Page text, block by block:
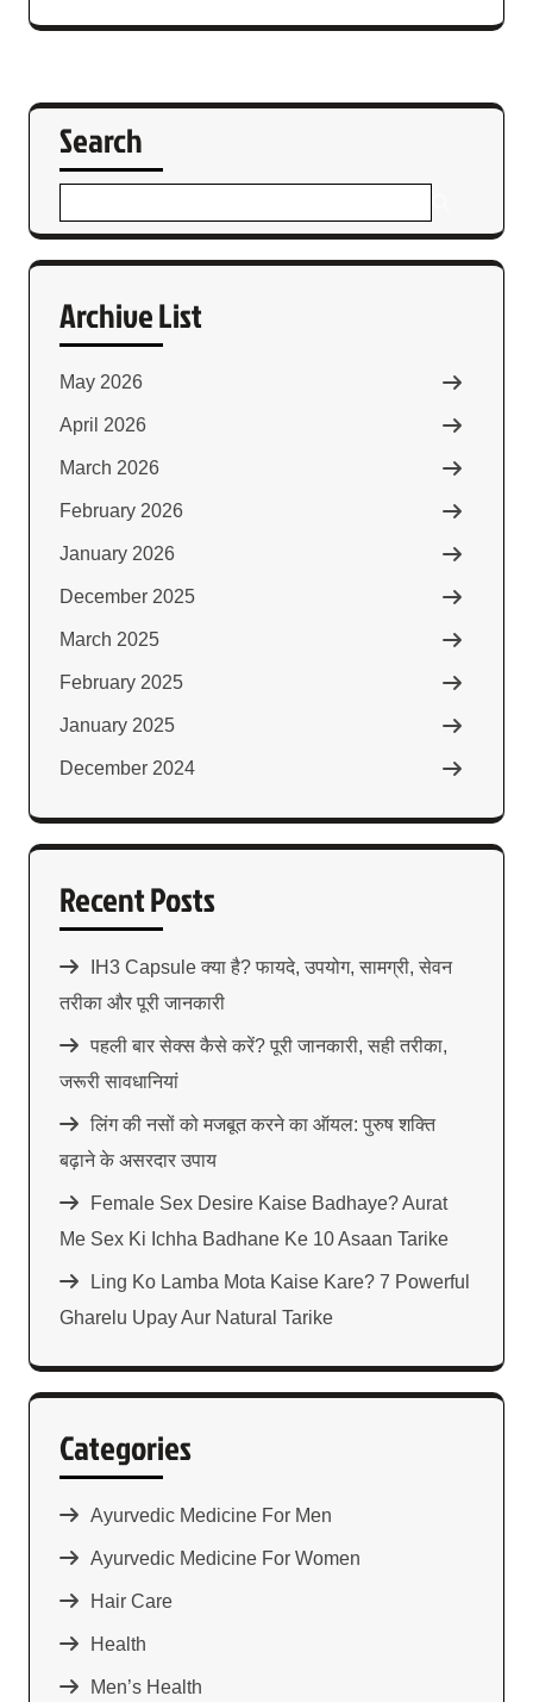
Search
Archive List
May 2026
April 2026
March 2026
February 2026
January 2026
December 2025
March 2025
February 2025
January 2025
December 2024
Recent Posts
IH3 Capsule क्या है? फायदे, उपयोग, सामग्री, सेवन
तरीका और पूरी जानकारी
पहली बार सेक्स कैसे करें? पूरी जानकारी, सही तरीका,
जरूरी सावधानियां
लिंग की नसों को मजबूत करने का ऑयल: पुरुष शक्ति
बढ़ाने के असरदार उपाय
Female Sex Desire Kaise Badhaye? Aurat
Me Sex Ki Ichha Badhane Ke 10 Asaan Tarike
Ling Ko Lamba Mota Kaise Kare? 7 Powerful
Gharelu Upay Aur Natural Tarike
Categories
Ayurvedic Medicine For Men
Ayurvedic Medicine For Women
Hair Care
Health
Men’s Health